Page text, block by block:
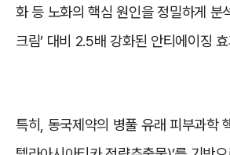
화 등 노화의 핵심 원인을 정밀하게 분
크림’ 대비 2.5배 강화된 안티에이징
특히, 동국제약의 병풀 유래 피부과학